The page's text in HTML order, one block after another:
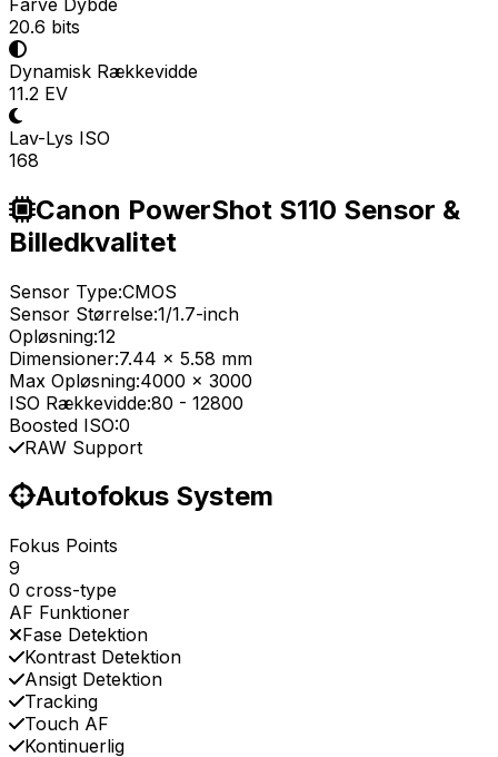
20.6 bits
Dynamisk Rækkevidde
11.2 EV
Lav-Lys ISO
168
Canon PowerShot S110 Sensor &
Billedkvalitet
Sensor Type:CMOS
Sensor Størrelse:1/1.7-inch
Opløsning:12
Dimensioner:7.44 x 5.58 mm
Max Opløsning:4000 x 3000
ISO Rækkevidde:80 - 12800
Boosted ISO:0
RAW Support
Autofokus System
Fokus Points
9
0 cross-type
AF Funktioner
Fase Detektion
Kontrast Detektion
Ansigt Detektion
Tracking
Touch AF
Kontinuerlig